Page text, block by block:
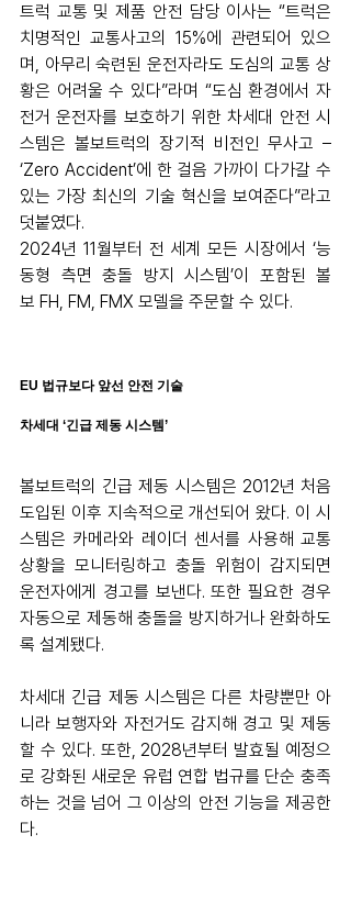
트럭 교통 및 제품 안전 담당 이사는 “트럭은
치명적인 교통사고의 15%에 관련되어 있으
며, 아무리 숙련된 운전자라도 도심의 교통 상
황은 어려울 수 있다”라며 “도심 환경에서 자
전거 운전자를 보호하기 위한 차세대 안전 시
스템은 볼보트럭의 장기적 비전인 무사고 –
‘Zero Accident’에 한 걸음 가까이 다가갈 수
있는 가장 최신의 기술 혁신을 보여준다”라고
덧붙였다.
2024년 11월부터 전 세계 모든 시장에서 ‘능
동형 측면 충돌 방지 시스템’이 포함된 볼
보 FH, FM, FMX 모델을 주문할 수 있다.
EU 법규보다 앞선 안전 기술
차세대 ‘긴급 제동 시스템’
볼보트럭의 긴급 제동 시스템은 2012년 처음
도입된 이후 지속적으로 개선되어 왔다. 이 시
스템은 카메라와 레이더 센서를 사용해 교통
상황을 모니터링하고 충돌 위험이 감지되면
운전자에게 경고를 보낸다. 또한 필요한 경우
자동으로 제동해 충돌을 방지하거나 완화하도
록 설계됐다.
차세대 긴급 제동 시스템은 다른 차량뿐만 아
니라 보행자와 자전거도 감지해 경고 및 제동
할 수 있다. 또한, 2028년부터 발효될 예정으
로 강화된 새로운 유럽 연합 법규를 단순 충족
하는 것을 넘어 그 이상의 안전 기능을 제공한
다.